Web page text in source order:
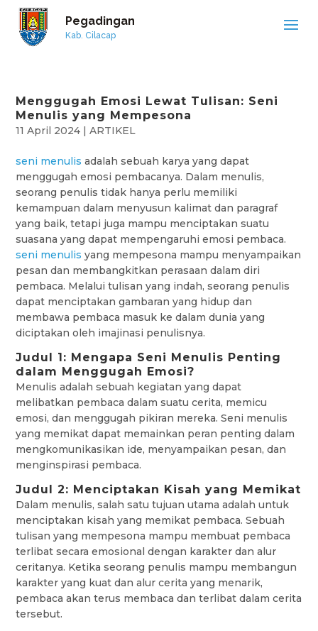
Pegadingan
Kab. Cilacap
Menggugah Emosi Lewat Tulisan: Seni
Menulis yang Mempesona
11 April 2024 |ARTIKEL
seni menulis adalah sebuah karya yang dapat
menggugah emosi pembacanya. Dalam menulis,
seorang penulis tidak hanya perlu memiliki
kemampuan dalam menyusun kalimat dan paragraf
yang baik, tetapi juga mampu menciptakan suatu
suasana yang dapat mempengaruhi emosi pembaca.
seni menulis yang mempesona mampu menyampaikan
pesan dan membangkitkan perasaan dalam diri
pembaca. Melalui tulisan yang indah, seorang penulis
dapat menciptakan gambaran yang hidup dan
membawa pembaca masuk ke dalam dunia yang
diciptakan oleh imajinasi penulisnya.
Judul 1: Mengapa Seni Menulis Penting
dalam Menggugah Emosi?
Menulis adalah sebuah kegiatan yang dapat
melibatkan pembaca dalam suatu cerita, memicu
emosi, dan menggugah pikiran mereka. Seni menulis
yang memikat dapat memainkan peran penting dalam
mengkomunikasikan ide, menyampaikan pesan, dan
menginspirasi pembaca.
Judul 2: Menciptakan Kisah yang Memikat
Dalam menulis, salah satu tujuan utama adalah untuk
menciptakan kisah yang memikat pembaca. Sebuah
tulisan yang mempesona mampu membuat pembaca
terlibat secara emosional dengan karakter dan alur
ceritanya. Ketika seorang penulis mampu membangun
karakter yang kuat dan alur cerita yang menarik,
pembaca akan terus membaca dan terlibat dalam cerita
tersebut.